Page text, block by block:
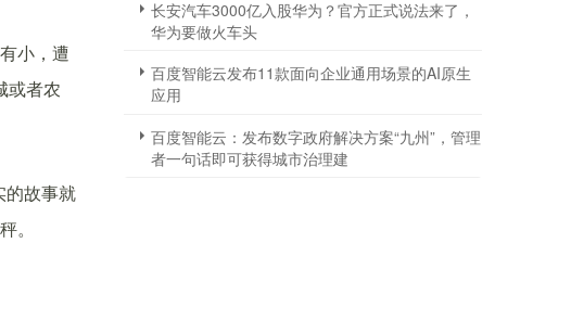
小，遭
或者农
的故事就
。
长安汽车3000亿入股华为？官方正式说法来了，
华为要做火车头
百度智能云发布11款面向企业通用场景的AI原生
应用
百度智能云：发布数字政府解决方案“九州”，管理
者一句话即可获得城市治理建